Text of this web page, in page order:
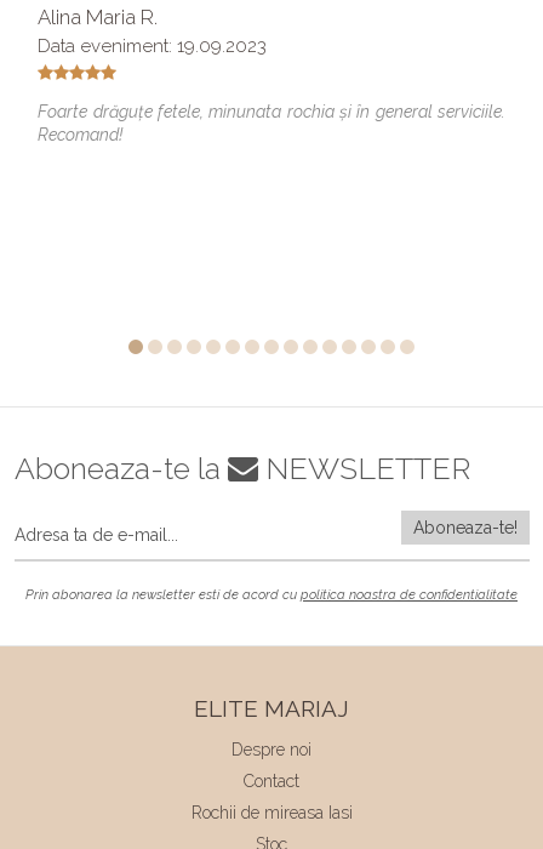
Alina Maria R.
Data eveniment: 19.09.2023
Foarte drăguțe fetele, minunata rochia și în general serviciile.
Recomand!
Aboneaza-te la NEWSLETTER
Prin abonarea la newsletter esti de acord cu politica noastra de confidentialitate
ELITE MARIAJ
Despre noi
Contact
Rochii de mireasa Iasi
Stoc